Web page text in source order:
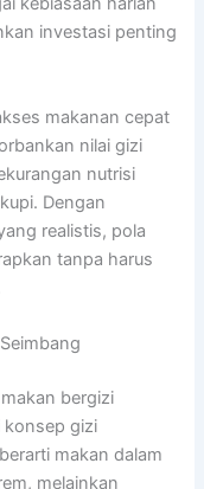
investasi penting
makanan cepat
nilai gizi
nutrisi
Dengan
realistis, pola
tanpa harus
bergizi
konsep gizi
makan dalam
melainkan